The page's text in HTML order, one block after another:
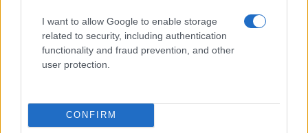
I want to allow Google to enable storage
related to security, including authentication
functionality and fraud prevention, and other
user protection.
CONFIRM
ΕΛΛΑΔΑ
σύγκρουση ΙΧ με φορτηγό στην Παλαιοκώμη